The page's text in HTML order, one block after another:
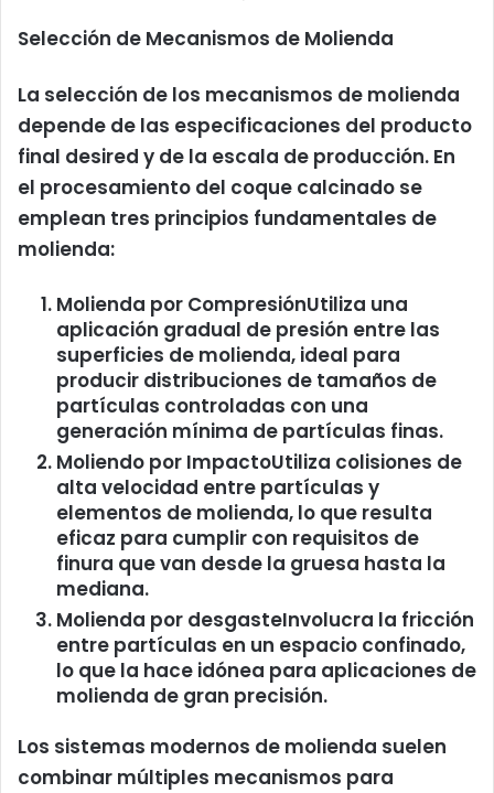
Selección de Mecanismos de Molienda
La selección de los mecanismos de molienda
depende de las especificaciones del producto
final desired y de la escala de producción. En
el procesamiento del coque calcinado se
emplean tres principios fundamentales de
molienda:
Molienda por CompresiónUtiliza una
aplicación gradual de presión entre las
superficies de molienda, ideal para
producir distribuciones de tamaños de
partículas controladas con una
generación mínima de partículas finas.
Moliendo por ImpactoUtiliza colisiones de
alta velocidad entre partículas y
elementos de molienda, lo que resulta
eficaz para cumplir con requisitos de
finura que van desde la gruesa hasta la
mediana.
Molienda por desgasteInvolucra la fricción
entre partículas en un espacio confinado,
lo que la hace idónea para aplicaciones de
molienda de gran precisión.
Los sistemas modernos de molienda suelen
combinar múltiples mecanismos para